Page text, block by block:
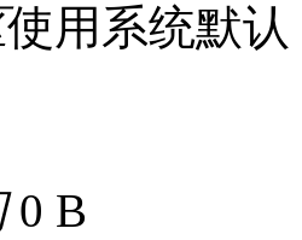
使用系统默认
0 B